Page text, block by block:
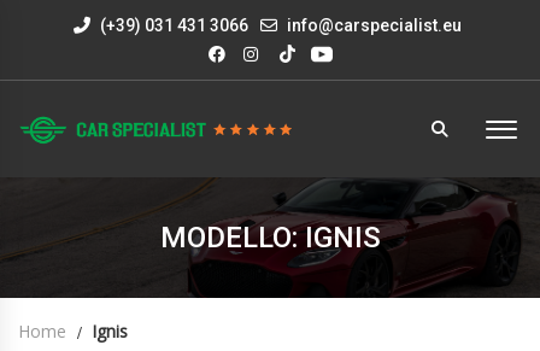
(+39) 031 431 3066 info@carspecialist.eu
MODELLO: IGNIS
Home Ignis